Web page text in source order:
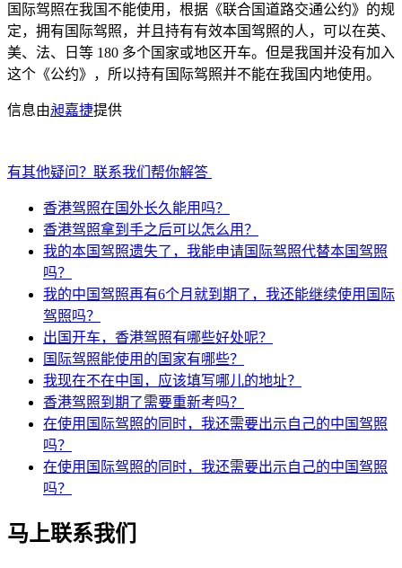
国际驾照在我国不能使用，根据《联合国道路交通公约》的规
定，拥有国际驾照，并且持有有效本国驾照的人，可以在英、
美、法、日等 180 多个国家或地区开车。但是我国并没有加入
这个《公约》，所以持有国际驾照并不能在我国内地使用。
信息由昶嘉捷提供
有其他疑问？联系我们帮你解答
香港驾照在国外长久能用吗？
香港驾照拿到手之后可以怎么用？
我的本国驾照遗失了，我能申请国际驾照代替本国驾照
吗？
我的中国驾照再有6个月就到期了，我还能继续使用国际
驾照吗？
出国开车，香港驾照有哪些好处呢？
国际驾照能使用的国家有哪些？
我现在不在中国，应该填写哪儿的地址？
香港驾照到期了需要重新考吗？
在使用国际驾照的同时，我还需要出示自己的中国驾照
吗？
在使用国际驾照的同时，我还需要出示自己的中国驾照
吗？
马上联系我们